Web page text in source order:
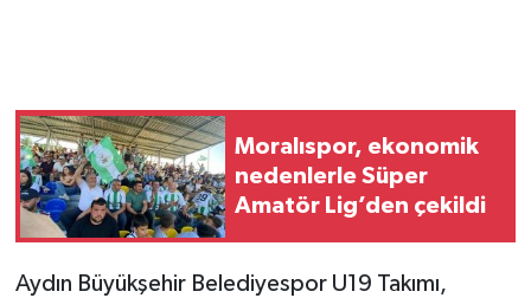
Moralıspor, ekonomik
nedenlerle Süper
Amatör Lig’den çekildi
Aydın Büyükşehir Belediyespor U19 Takımı,